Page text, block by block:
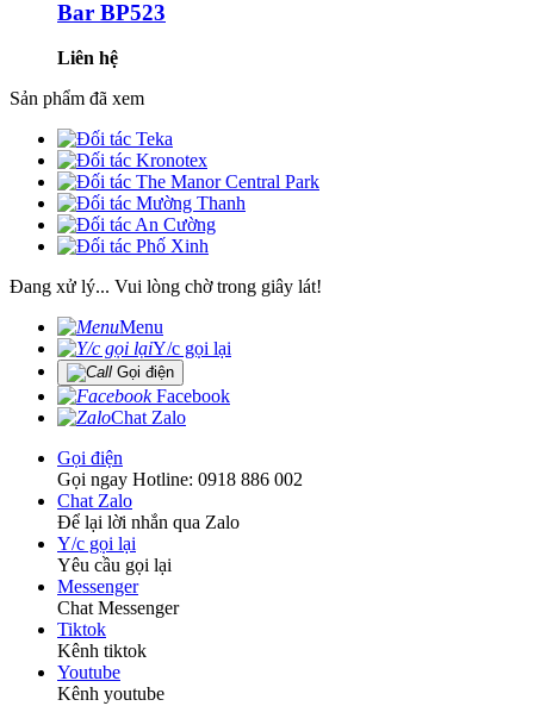
Bar BP523
Liên hệ
Sản phẩm đã xem
Đang xử lý... Vui lòng chờ trong giây lát!
Menu
Y/c gọi lại
Gọi điện
Facebook
Chat Zalo
Gọi điện
Gọi ngay Hotline: 0918 886 002
Chat Zalo
Để lại lời nhắn qua Zalo
Y/c gọi lại
Yêu cầu gọi lại
Messenger
Chat Messenger
Tiktok
Kênh tiktok
Youtube
Kênh youtube